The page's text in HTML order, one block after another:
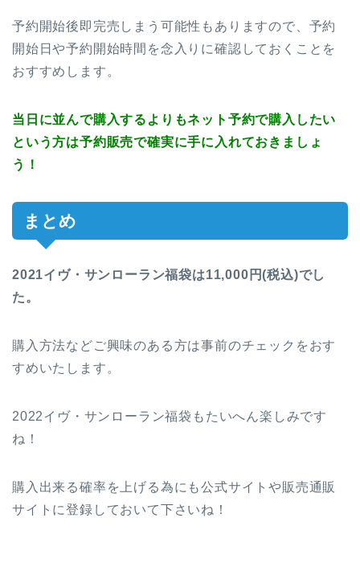
予約開始後即完売しまう可能性もありますので、予約
開始日や予約開始時間を念入りに確認しておくことを
おすすめします。
当日に並んで購入するよりもネット予約で購入したい
という方は予約販売で確実に手に入れておきましょ
う！
まとめ
2021イヴ・サンローラン福袋は11,000円(税込)でし
た。
購入方法などご興味のある方は事前のチェックをおす
すめいたします。
2022イヴ・サンローラン福袋もたいへん楽しみです
ね！
購入出来る確率を上げる為にも公式サイトや販売通販
サイトに登録しておいて下さいね！